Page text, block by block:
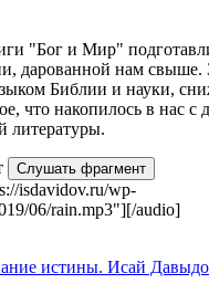
"Бог и Мир"
дарованной нам свыше.
Библии и науки,
что накопилось в нас с
литературы.
Слушать фрагмент
isdavidov.ru/wp-
06/rain.mp3"][/audio]